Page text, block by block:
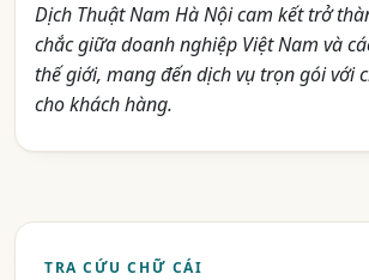
Dịch Thuật Nam Hà Nội cam kết trở
chắc giữa doanh nghiệp Việt Nam và
thế giới, mang đến dịch vụ trọn gói với
cho khách hàng.
TRA CỨU CHỮ CÁI